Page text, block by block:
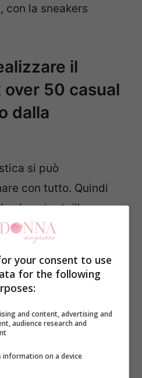
con la sneakers
il
50 casual
dalla
si può
con tutto. Quindi
al nostro tailleur per
your consent to use
for the following
and content, advertising and
audience research and
information on a device